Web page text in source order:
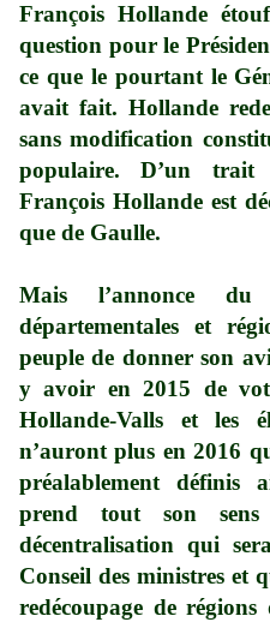
François Hollande
question pour le
ce que le pourtant le
avait fait. Hollande
sans modification
populaire. D’un trait
François Hollande est
que de Gaulle.
Mais l’annonce du
départementales et
peuple de donner son
y avoir en 2015 de
Hollande-Valls et les
n’auront plus en 2016
préalablement définis
prend tout son
décentralisation qui
Conseil des ministres et
redécoupage de